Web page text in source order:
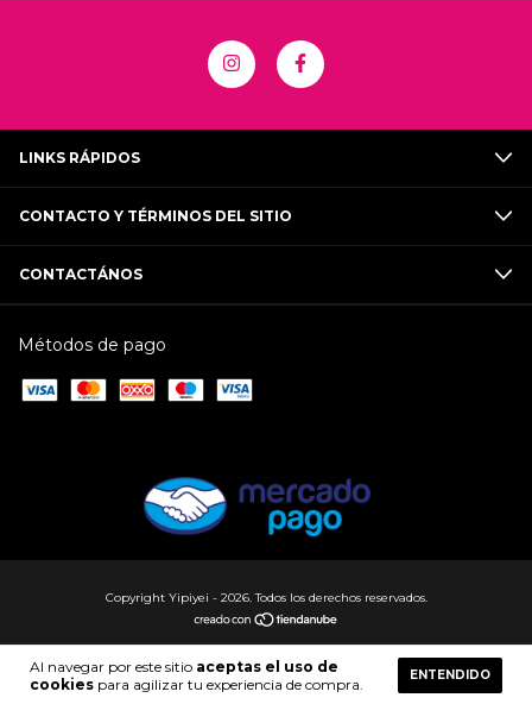
Al navegar por este sitio aceptas el uso de
cookies para agilizar tu experiencia de compra.
ENTENDIDO
LINKS RÁPIDOS
CONTACTO Y TÉRMINOS DEL SITIO
CONTACTÁNOS
Métodos de pago
Copyright Yipiyei - 2026. Todos los derechos reservados.